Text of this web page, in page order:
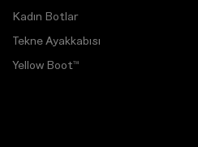
Kadın Botlar
Tekne Ayakkabısı
Yellow Boot™